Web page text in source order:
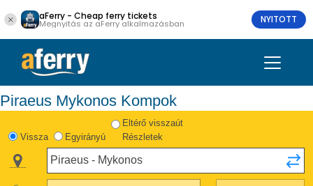
aFerry - Cheap ferry tickets
Megnyitás az aFerry alkalmazásban NYITOTT
Piraeus Mykonos Kompok
Vissza Egyirányú
Eltérő visszaút
Részletek